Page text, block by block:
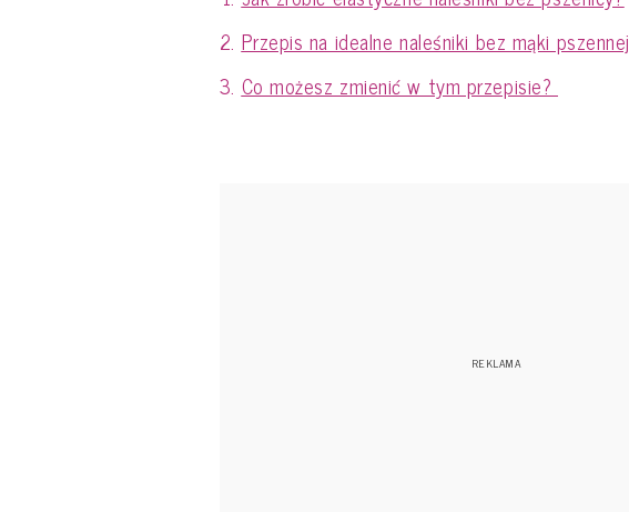
Przepis na idealne naleśniki bez mąki pszennej
Co możesz zmienić w tym przepisie?